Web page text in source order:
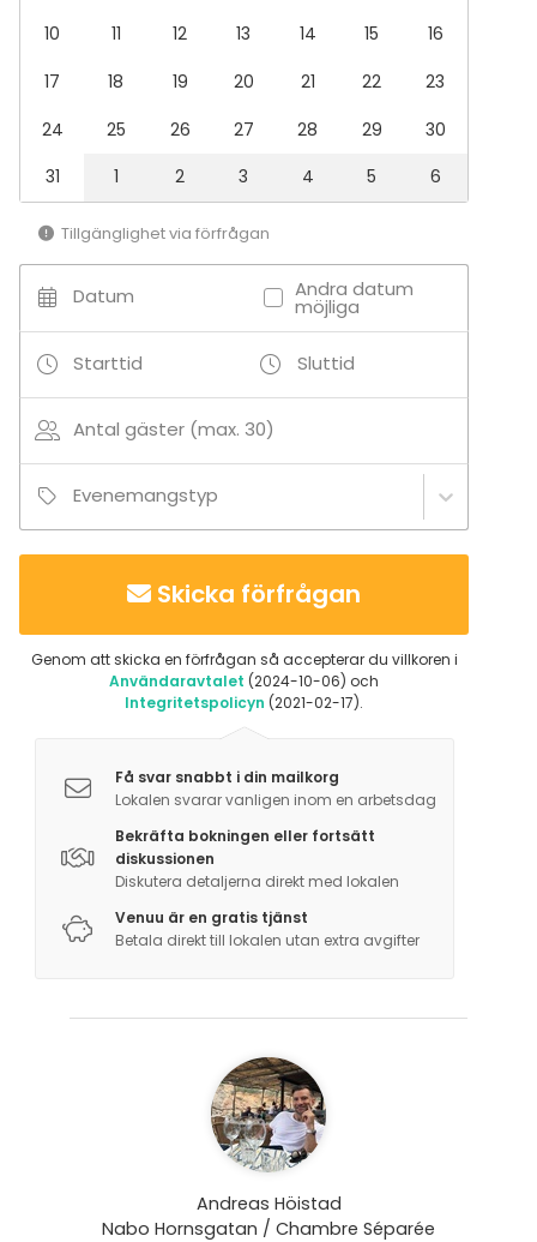
Lokal
Konferenslokal
10
11 12 13 14 15
16
17
18 19 20 21 22
23
24
25 26 27 28 29
30
31
1 2 3 4 5 6
Tillgänglighet via förfrågan
Datum Andra datum
möjliga
Starttid Sluttid
Antal gäster (max. 30)
Evenemangstyp
Skicka förfrågan
Genom att skicka en förfrågan så accepterar du villkoren i
Användaravtalet (2024-10-06) och
Integritetspolicyn (2021-02-17).
Få svar snabbt i din mailkorg
Lokalen svarar vanligen inom en arbetsdag
Bekräfta bokningen eller fortsätt
diskussionen
Diskutera detaljerna direkt med lokalen
Venuu är en gratis tjänst
Betala direkt till lokalen utan extra avgifter
Andreas Höistad
Nabo Hornsgatan / Chambre Séparée